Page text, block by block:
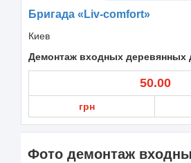
Бригада «Liv-comfort»
Киев
Демонтаж входных деревянных
50.00
грн
Фото демонтаж